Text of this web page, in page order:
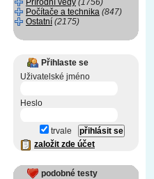
Přírodní vědy (1756)
Počítače a technika (847)
Ostatní (2175)
Přihlaste se
Uživatelské jméno
Heslo
trvale
založit zde účet
podobné testy